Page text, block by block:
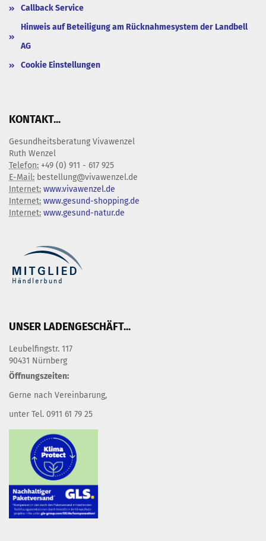
Callback Service
Hinweis auf Beteiligung am Rücknahmesystem der Landbell
AG
Cookie Einstellungen
KONTAKT...
Gesundheitsberatung Vivawenzel
Ruth Wenzel
Telefon: +49 (0) 911 - 617 925
E-Mail: bestellung@vivawenzel.de
Internet: www.vivawenzel.de
Internet: www.gesund-shopping.de
Internet: www.gesund-natur.de
UNSER LADENGESCHÄFT...
Leubelfingstr. 117
90431 Nürnberg
Öffnungszeiten:
Gerne nach Vereinbarung,
unter Tel. 0911 61 79 25